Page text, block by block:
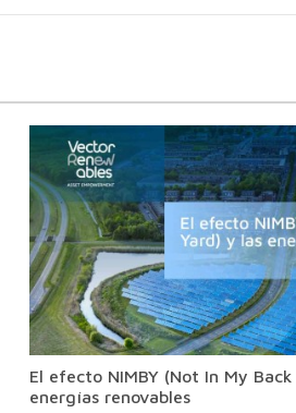
El efecto NIMBY (Not In My
energías renovables